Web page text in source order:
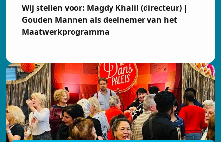
Wij stellen voor: Magdy Khalil (directeur) |
Gouden Mannen als deelnemer van het
Maatwerkprogramma